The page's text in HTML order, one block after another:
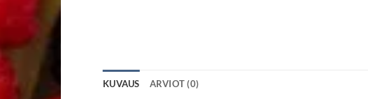
KUVAUS ARVIOT (0)